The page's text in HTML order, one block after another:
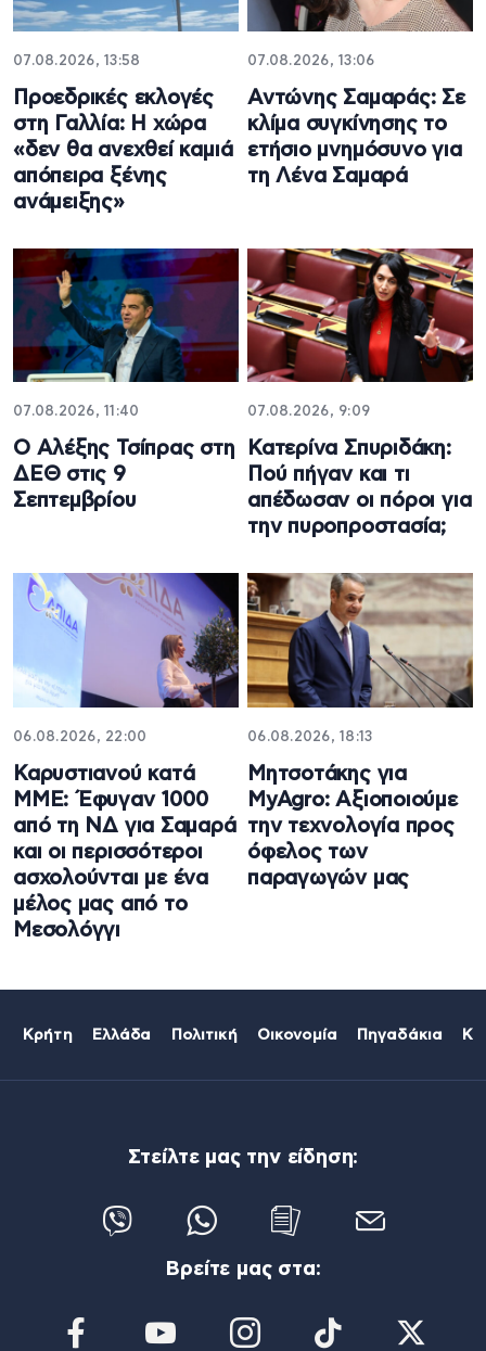
07.08.2026, 13:58
Προεδρικές εκλογές
στη Γαλλία: Η χώρα
«δεν θα ανεχθεί καμιά
απόπειρα ξένης
ανάμειξης»
07.08.2026, 13:06
Αντώνης Σαμαράς: Σε
κλίμα συγκίνησης το
ετήσιο μνημόσυνο για
τη Λένα Σαμαρά
07.08.2026, 11:40
Ο Αλέξης Τσίπρας στη
ΔΕΘ στις 9
Σεπτεμβρίου
07.08.2026, 9:09
Κατερίνα Σπυριδάκη:
Πού πήγαν και τι
απέδωσαν οι πόροι για
την πυροπροστασία;
06.08.2026, 22:00
Καρυστιανού κατά
ΜΜΕ: Έφυγαν 1000
από τη ΝΔ για Σαμαρά
και οι περισσότεροι
ασχολούνται με ένα
μέλος μας από το
Μεσολόγγι
06.08.2026, 18:13
Μητσοτάκης για
MyAgro: Αξιοποιούμε
την τεχνολογία προς
όφελος των
παραγωγών μας
Κρήτη Ελλάδα Πολιτική Οικονομία Πηγαδάκια
Στείλτε μας την είδηση:
Βρείτε μας στα: